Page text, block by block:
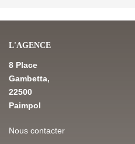
L'AGENCE
8 Place
Gambetta,
22500
Paimpol
Nous contacter